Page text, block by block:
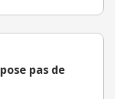
1€ supplémentaire
chez eBuyClub.
pas de